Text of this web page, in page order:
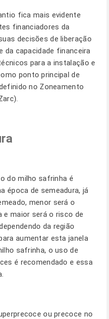
fica mais evidente
financiadores da
decisões de liberação
da capacidade financeira
para a instalação e
ponto principal de
no Zoneamento
do milho safrinha é
época de semeadura, já
menor será o
e maior será o risco de
da região
aumentar esta janela
safrinha, o uso de
é recomendado e essa
ou precoce no